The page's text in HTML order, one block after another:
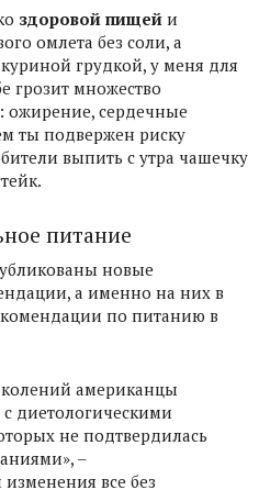
здоровой пищей и
омлета без соли, а
грудкой, у меня для
грозит множество
ожирение, сердечные
ты подвержен риску
выпить с утра чашечку
питание
новые
а именно на них в
по питанию в
американцы
с диетологическими
не подтвердилась
–
все без